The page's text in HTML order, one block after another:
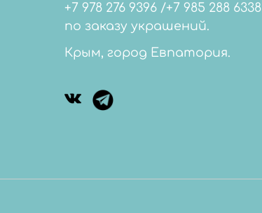
+7 978 276 9396 /+7 985 288 6338 - любые вопросы
по заказу украшений.
Крым, город Евпатория.